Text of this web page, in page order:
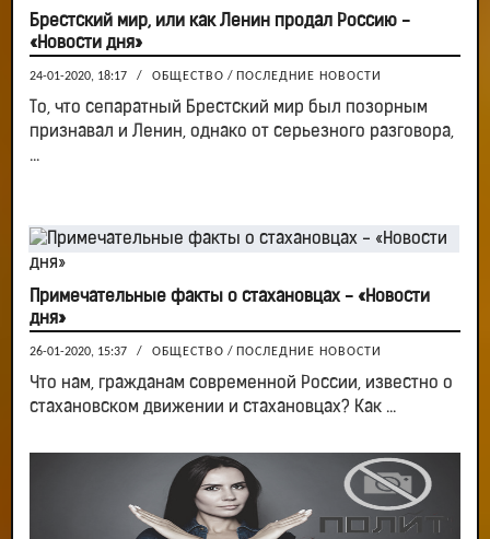
Брестский мир, или как Ленин продал Россию -
«Новости дня»
24-01-2020, 18:17 / ОБЩЕСТВО / ПОСЛЕДНИЕ НОВОСТИ
То, что сепаратный Брестский мир был позорным
признавал и Ленин, однако от серьезного разговора,
...
Примечательные факты о стахановцах - «Новости
дня»
26-01-2020, 15:37 / ОБЩЕСТВО / ПОСЛЕДНИЕ НОВОСТИ
Что нам, гражданам современной России, известно о
стахановском движении и стахановцах? Как ...